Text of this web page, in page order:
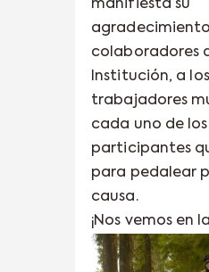
manifiesta su
colaboradores
Institución, a los
trabajadores
cada uno de los
participantes
para pedalear
causa.
¡Nos vemos en